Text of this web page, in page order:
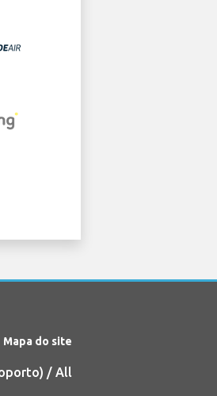
Mapa do site
/ All